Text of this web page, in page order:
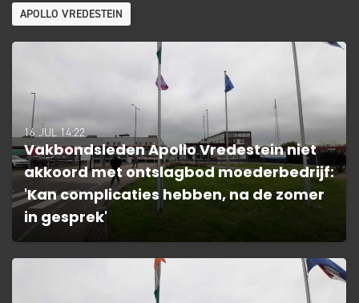
APOLLO VREDESTEIN
16 JUL 14:22
Vakbondsleden Apollo Vredestein niet
akkoord met ontslagbod moederbedrijf:
'Kan complicaties hebben, na de zomer
in gesprek'